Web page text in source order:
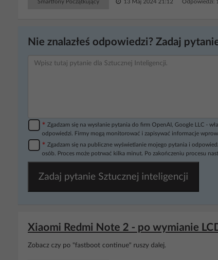
Smartfony Początkujący 13 Maj 2024 21:12 Odpowiedzi:
Nie znalazłeś odpowiedzi? Zadaj
* Zgadzam się na wysłanie pytania do firm OpenAI, Google LLC -
odpowiedzi. Firmy mogą monitorować i zapisywać informacje
* Zgadzam się na publiczne wyświetlanie mojego pytania i
osób. Proces może potrwać kilka minut. Po zakończeniu procesu
Zadaj pytanie Sztucznej inteligencji
Xiaomi Redmi Note 2 - po wymianie
Zobacz czy po "fastboot continue" ruszy dalej.